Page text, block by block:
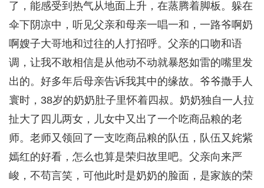
了，能感受到热气从地面上升，在蒸腾着脚板。躲在
伞下阴凉中，听见父亲和母亲一唱一和，一路爷啊奶
啊嫂子大哥地和过往的人打招呼。父亲的口吻和语
调，让我不敢相信是从他动不动就暴怒如雷的嘴里发
出的。好多年后母亲告诉我其中的缘故。爷爷撒手人
寰时，38岁的奶奶肚子里怀着四叔。奶奶独自一人拉
扯大了四儿两女，儿女中又出了一个吃商品粮的老
师。老师又领回了一支吃商品粮的队伍，队伍又姹紫
嫣红的好看，怎么也算是荣归故里吧。父亲向来严
峻，不苟言笑，可他此时是奶奶的脸面，是家族的荣